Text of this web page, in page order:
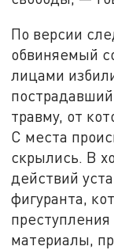
По версии
обвиняемый
лицами
травму, от
С места
скрылись. В
действий
фигуранта,
материалы,